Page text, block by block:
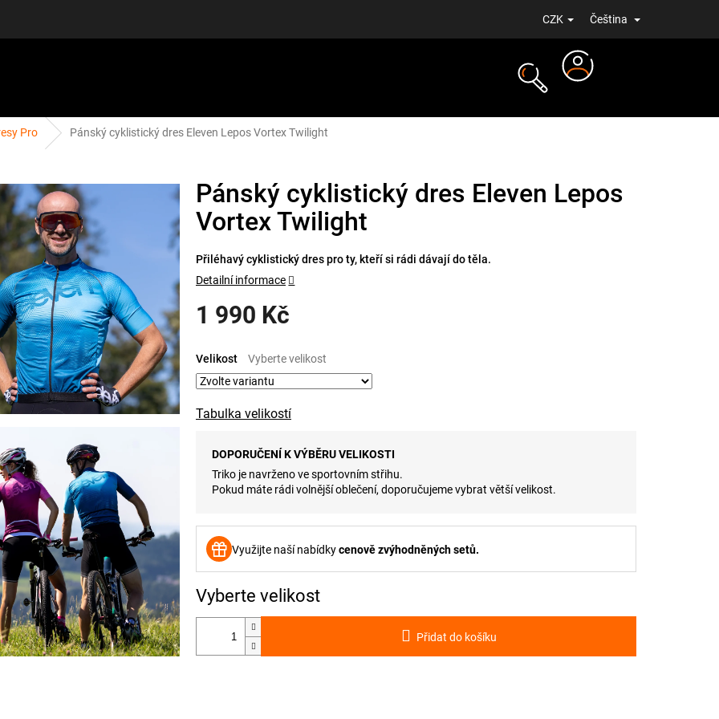
CZK Čeština
Pro Pánský cyklistický dres Eleven Lepos Vortex Twilight
Pánský cyklistický dres Eleven Lepos
Vortex Twilight
1 990 Kč
cena:
Tabulka velikostí
DOPORUČENÍ K VÝBĚRU VELIKOSTI
Triko je navrženo ve sportovním střihu.
Pokud máte rádi volnější oblečení, doporučujeme vybrat větší velikost.
Velikost
Přidat do košíku
Využijte naší nabídkycenově zvýhodněných setů.
Přiléhavý cyklistický dres pro ty, kteří si rádi dávají do těla.
Detailní informace